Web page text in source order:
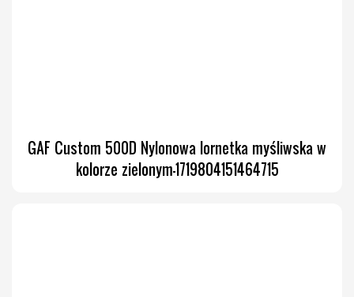
GAF Custom 500D Nylonowa lornetka myśliwska w
kolorze zielonym-1719804151464715